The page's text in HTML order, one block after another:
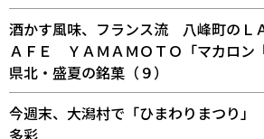
酒かす風味、フランス流 八峰町の
ＡＦＥ ＹＡＭＡＭＯＴＯ「マカロン
県北・盛夏の銘菓（９）
今週末、大潟村で「ひまわりまつり
多彩